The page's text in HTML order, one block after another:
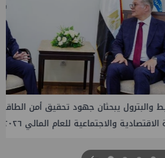
جهود تحقيق أمن الطاقة ضمن خطة
للعام المالي ٢٠٢٧/٢٠٢٦